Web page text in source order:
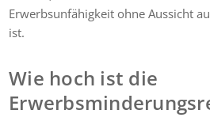
Erwerbsunfähigkeit ohne Aussicht
ist.
Wie hoch ist die